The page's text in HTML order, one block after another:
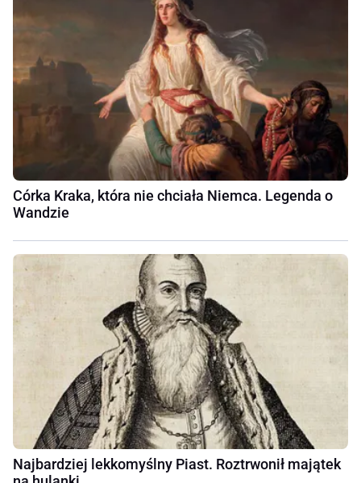
Córka Kraka, która nie chciała Niemca. Legenda o
Wandzie
Najbardziej lekkomyślny Piast. Roztrwonił majątek